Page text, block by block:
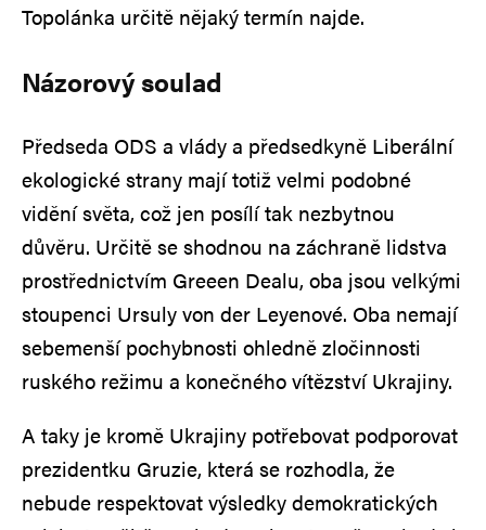
Topolánka určitě nějaký termín najde.
Názorový soulad
Předseda ODS a vlády a předsedkyně Liberální
ekologické strany mají totiž velmi podobné
vidění světa, což jen posílí tak nezbytnou
důvěru. Určitě se shodnou na záchraně lidstva
prostřednictvím Greeen Dealu, oba jsou velkými
stoupenci Ursuly von der Leyenové. Oba nemají
sebemenší pochybnosti ohledně zločinnosti
ruského režimu a konečného vítězství Ukrajiny.
A taky je kromě Ukrajiny potřebovat podporovat
prezidentku Gruzie, která se rozhodla, že
nebude respektovat výsledky demokratických